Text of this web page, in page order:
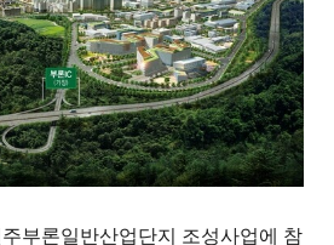
부론일반산업단지 조성사업에 참